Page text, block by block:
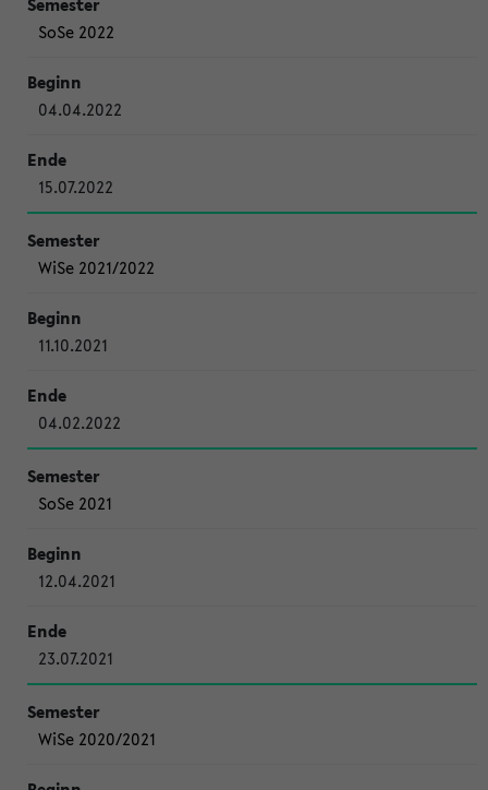
SoSe 2022
04.04.2022
15.07.2022
WiSe 2021/2022
11.10.2021
04.02.2022
SoSe 2021
12.04.2021
23.07.2021
WiSe 2020/2021